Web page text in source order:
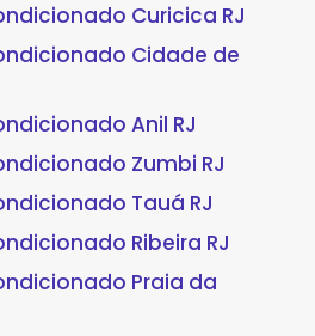
Curicica RJ
Cidade de
Anil RJ
Zumbi RJ
Tauá RJ
Ribeira RJ
Praia da